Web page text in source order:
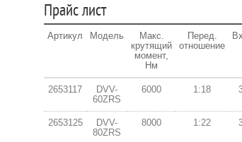
Прайс лист
Артикул Модель
Макс.
крутящий
момент,
Нм
Перед.
отношение
2653117
DVV-
60ZRS
6000 1:18
2653125
DVV-
80ZRS
8000 1:22